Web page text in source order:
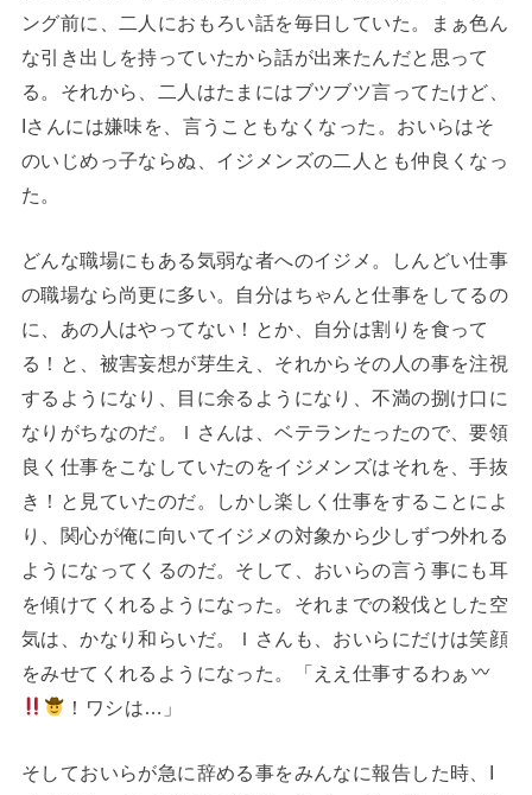
ング前に、二人におもろい話を毎日していた。まぁ色ん
な引き出しを持っていたから話が出来たんだと思って
る。それから、二人はたまにはブツブツ言ってたけど、
Iさんには嫌味を、言うこともなくなった。おいらはそ
のいじめっ子ならぬ、イジメンズの二人とも仲良くなっ
た。
どんな職場にもある気弱な者へのイジメ。しんどい仕事
の職場なら尚更に多い。自分はちゃんと仕事をしてるの
に、あの人はやってない！とか、自分は割りを食って
る！と、被害妄想が芽生え、それからその人の事を注視
するようになり、目に余るようになり、不満の捌け口に
なりがちなのだ。Ｉさんは、ベテランたったので、要領
良く仕事をこなしていたのをイジメンズはそれを、手抜
き！と見ていたのだ。しかし楽しく仕事をすることによ
り、関心が俺に向いてイジメの対象から少しずつ外れる
ようになってくるのだ。そして、おいらの言う事にも耳
を傾けてくれるようになった。それまでの殺伐とした空
気は、かなり和らいだ。Ｉさんも、おいらにだけは笑顔
をみせてくれるようになった。「ええ仕事するわぁ
！ワシは…」
そしておいらが急に辞める事をみんなに報告した時、I